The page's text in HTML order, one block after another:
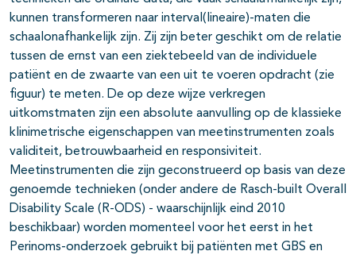
kunnen transformeren naar interval(lineaire)-maten die
schaalonafhankelijk zijn. Zij zijn beter geschikt om de relatie
tussen de ernst van een ziektebeeld van de individuele
patiënt en de zwaarte van een uit te voeren opdracht (zie
figuur) te meten. De op deze wijze verkregen
uitkomstmaten zijn een absolute aanvulling op de klassieke
klinimetrische eigenschappen van meetinstrumenten zoals
validiteit, betrouwbaarheid en responsiviteit.
Meetinstrumenten die zijn geconstrueerd op basis van deze
genoemde technieken (onder andere de Rasch-built Overall
Disability Scale (R-ODS) - waarschijnlijk eind 2010
beschikbaar) worden momenteel voor het eerst in het
Perinoms-onderzoek gebruikt bij patiënten met GBS en